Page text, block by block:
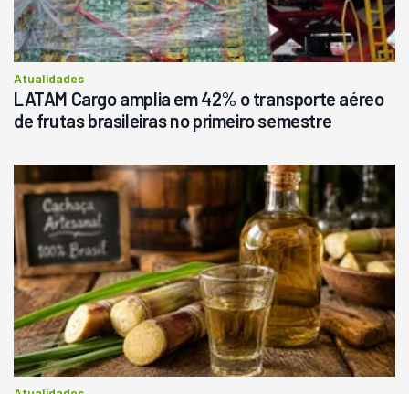
Consultar
Atualidades
LATAM Cargo amplia em 42% o transporte aéreo
de frutas brasileiras no primeiro semestre